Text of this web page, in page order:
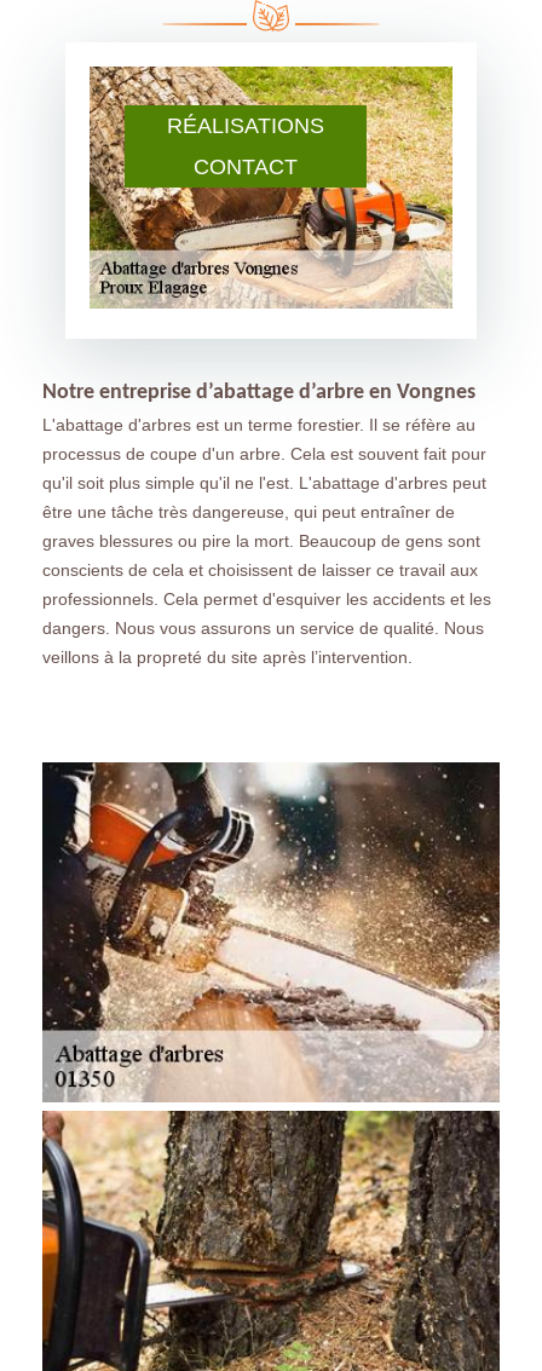
RÉALISATIONS
CONTACT
Notre entreprise d’abattage d’arbre en Vongnes
L'abattage d'arbres est un terme forestier. Il se réfère au
processus de coupe d'un arbre. Cela est souvent fait pour
qu'il soit plus simple qu'il ne l'est. L'abattage d'arbres peut
être une tâche très dangereuse, qui peut entraîner de
graves blessures ou pire la mort. Beaucoup de gens sont
conscients de cela et choisissent de laisser ce travail aux
professionnels. Cela permet d'esquiver les accidents et les
dangers. Nous vous assurons un service de qualité. Nous
veillons à la propreté du site après l’intervention.